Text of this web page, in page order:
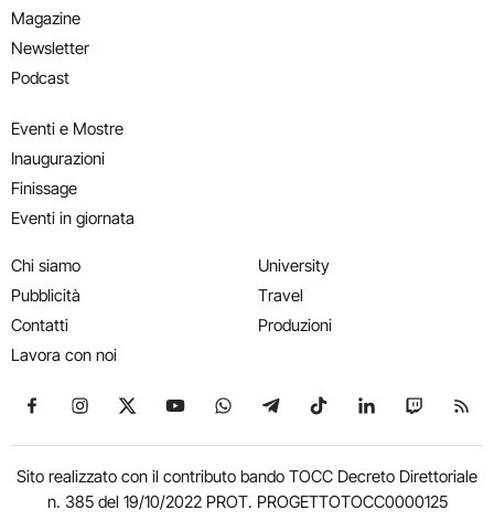
Magazine
Newsletter
Podcast
Eventi e Mostre
Inaugurazioni
Finissage
Eventi in giornata
Chi siamo
Pubblicità
Contatti
Lavora con noi
University
Travel
Produzioni
Seguici su Facebook
Seguici su Instagram
Seguici su X
Seguici su YouTube
Seguici su WhatsApp
Seguici su Telegram
Seguici su TikTok
Seguici su
Seguici
Sito realizzato con il contributo bando TOCC Decreto Direttoriale
n. 385 del 19/10/2022 PROT. PROGETTOTOCC0000125